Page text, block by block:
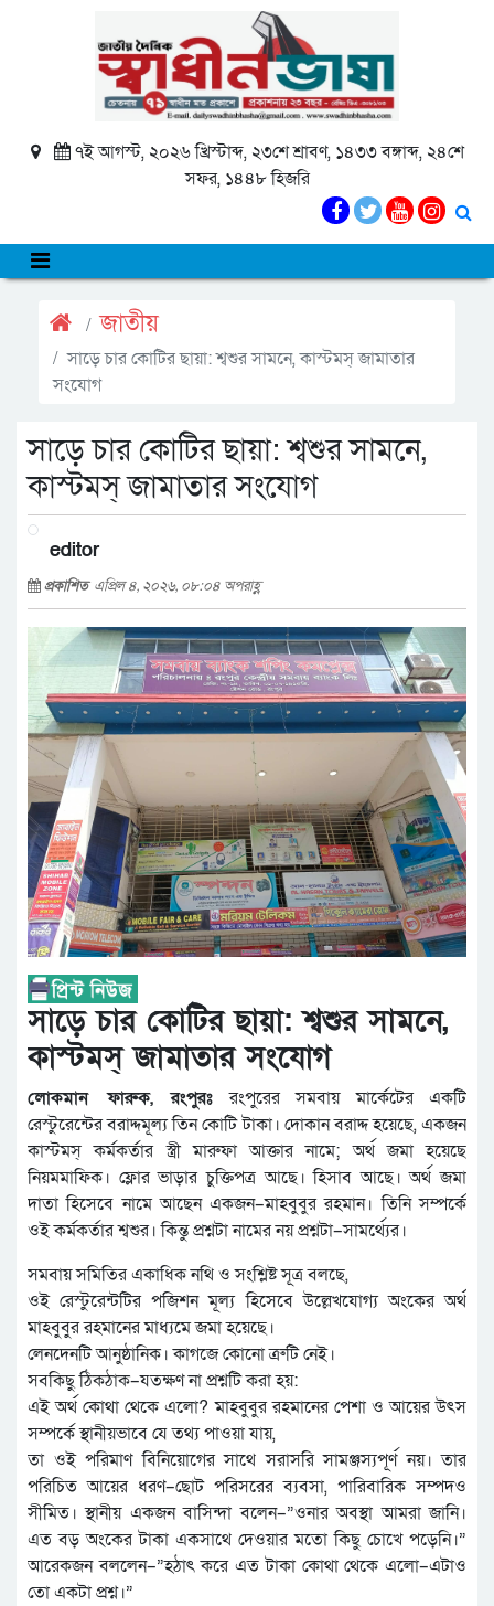
৭ই আগস্ট, ২০২৬ খ্রিস্টাব্দ, ২৩শে শ্রাবণ, ১৪৩৩ বঙ্গাব্দ, ২৪শে
সফর, ১৪৪৮ হিজরি
জাতীয়
সাড়ে চার কোটির ছায়া: শ্বশুর সামনে, কাস্টমস্ জামাতার
সংযোগ
সাড়ে চার কোটির ছায়া: শ্বশুর সামনে,
কাস্টমস্ জামাতার সংযোগ
editor
প্রকাশিত এপ্রিল ৪, ২০২৬, ০৮:০৪ অপরাহ্ণ
সাড়ে চার কোটির ছায়া: শ্বশুর সামনে,
কাস্টমস্ জামাতার সংযোগ
লোকমান ফারুক, রংপুরঃ রংপুরের সমবায় মার্কেটের একটি
রেস্টুরেন্টের বরাদ্দমূল্য তিন কোটি টাকা। দোকান বরাদ্দ হয়েছে, একজন
কাস্টমস্ কর্মকর্তার স্ত্রী মারুফা আক্তার নামে; অর্থ জমা হয়েছে
নিয়মমাফিক। ফ্লোর ভাড়ার চুক্তিপত্র আছে। হিসাব আছে। অর্থ জমা
দাতা হিসেবে নামে আছেন একজন–মাহবুবুর রহমান। তিনি সম্পর্কে
ওই কর্মকর্তার শ্বশুর। কিন্তু প্রশ্নটা নামের নয় প্রশ্নটা–সামর্থ্যের।
সমবায় সমিতির একাধিক নথি ও সংশ্লিষ্ট সূত্র বলছে,
ওই রেস্টুরেন্টটির পজিশন মূল্য হিসেবে উল্লেখযোগ্য অংকের অর্থ
মাহবুবুর রহমানের মাধ্যমে জমা হয়েছে।
লেনদেনটি আনুষ্ঠানিক। কাগজে কোনো ত্রুটি নেই।
সবকিছু ঠিকঠাক–যতক্ষণ না প্রশ্নটি করা হয়:
এই অর্থ কোথা থেকে এলো? মাহবুবুর রহমানের পেশা ও আয়ের উৎস
সম্পর্কে স্থানীয়ভাবে যে তথ্য পাওয়া যায়,
তা ওই পরিমাণ বিনিয়োগের সাথে সরাসরি সামঞ্জস্যপূর্ণ নয়। তার
পরিচিত আয়ের ধরণ–ছোট পরিসরের ব্যবসা, পারিবারিক সম্পদও
সীমিত। স্থানীয় একজন বাসিন্দা বলেন–”ওনার অবস্থা আমরা জানি।
এত বড় অংকের টাকা একসাথে দেওয়ার মতো কিছু চোখে পড়েনি।”
আরেকজন বললেন–”হঠাৎ করে এত টাকা কোথা থেকে এলো–এটাও
তো একটা প্রশ্ন।”